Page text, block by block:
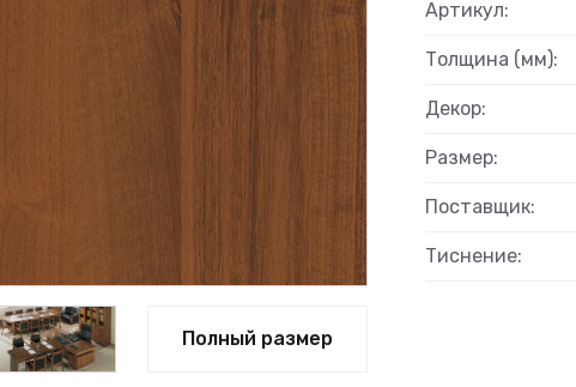
ПРОФИЛЬ АЛЮМИНИЕВЫЙ
КЛЕЙ
РАСПРОДАЖА
Полный размер
Артикул:
Толщина (мм):
Декор:
Размер:
Поставщик:
Тиснение: